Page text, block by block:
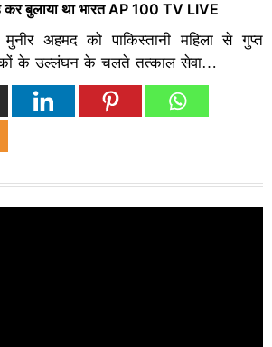
कर बुलाया था भारत AP 100 TV LIVE
अहमद को पाकिस्तानी महिला से गुप्त
के उल्लंघन के चलते तत्काल सेवा…